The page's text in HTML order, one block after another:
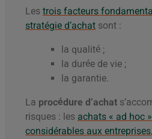
Les trois facteurs
stratégie d’achat sont :
la qualité ;
la durée de vie ;
la garantie.
La procédure d’achat
risques : les achats « ad hoc
considérables aux entreprises